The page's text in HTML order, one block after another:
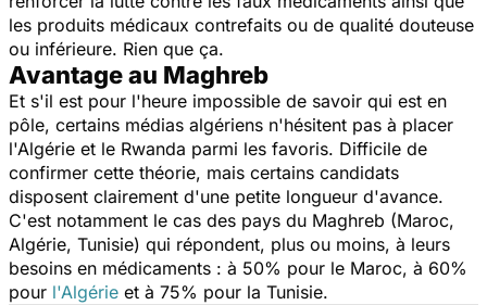
les produits médicaux contrefaits ou de qualité douteuse
ou inférieure. Rien que ça.
Avantage au Maghreb
Et s'il est pour l'heure impossible de savoir qui est en
pôle, certains médias algériens n'hésitent pas à placer
l'Algérie et le Rwanda parmi les favoris. Difficile de
confirmer cette théorie, mais certains candidats
disposent clairement d'une petite longueur d'avance.
C'est notamment le cas des pays du Maghreb (Maroc,
Algérie, Tunisie) qui répondent, plus ou moins, à leurs
besoins en médicaments : à 50% pour le Maroc, à 60%
pour l'Algérie et à 75% pour la Tunisie.